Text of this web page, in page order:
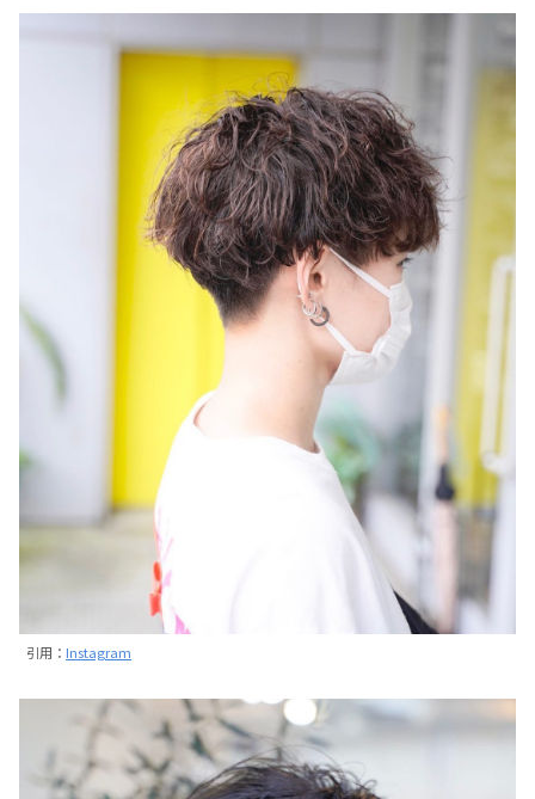
引用： Instagram